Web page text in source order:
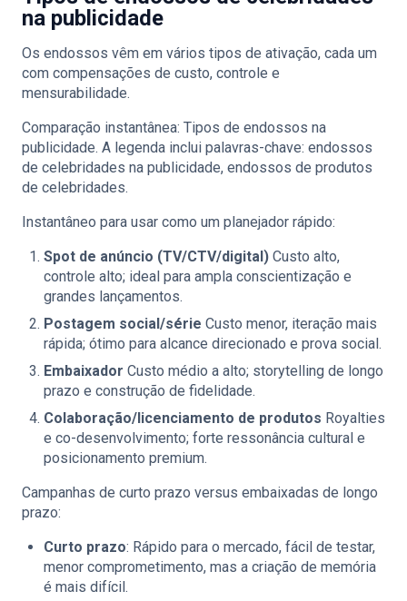
na publicidade
Os endossos vêm em vários tipos de ativação, cada um
com compensações de custo, controle e
mensurabilidade.
Comparação instantânea: Tipos de endossos na
publicidade. A legenda inclui palavras-chave: endossos
de celebridades na publicidade, endossos de produtos
de celebridades.
Instantâneo para usar como um planejador rápido:
Spot de anúncio (TV/CTV/digital) Custo alto,
controle alto; ideal para ampla conscientização e
grandes lançamentos.
Postagem social/série Custo menor, iteração mais
rápida; ótimo para alcance direcionado e prova social.
Embaixador Custo médio a alto; storytelling de longo
prazo e construção de fidelidade.
Colaboração/licenciamento de produtos Royalties
e co-desenvolvimento; forte ressonância cultural e
posicionamento premium.
Campanhas de curto prazo versus embaixadas de longo
prazo:
Curto prazo: Rápido para o mercado, fácil de testar,
menor comprometimento, mas a criação de memória
é mais difícil.